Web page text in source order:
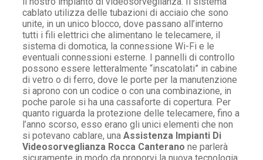
cablato utilizza delle tubazioni di acciaio che sono
unite, in un unico blocco, dove passano all’interno
tutti i fili elettrici che alimentano le telecamere, il
sistema di domotica, la connessione Wi-Fi e le
eventuali connessioni esterne. I pannelli di controllo
possono essere letteralmente “inscatolati” in cabine
di vetro o di ferro, dove le porte per la manutenzione
si aprono con un codice o con una combinazione, in
poche parole si ha una cassaforte di copertura. Per
quanto riguarda la protezione delle telecamere, fino a
l’anno scorso, esso erano gli unici elementi che non
si potevano cablare, una Assistenza Impianti Di
Videosorveglianza Rocca Canterano ne parlerà
sicuramente in modo da proporvi la nuova tecnologia